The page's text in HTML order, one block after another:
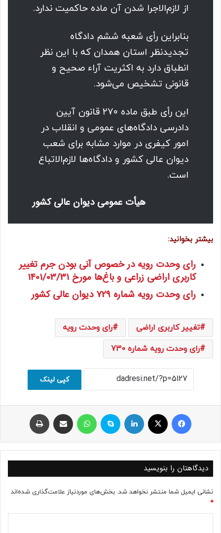
از لازم‌الاجرا شدن آن ماده حاکمیت ندارد.
بنابراین رأی شعبه ششم دادگاه
تجدیدنظر استان همدان که با این نظر
انطباق دارد به اکثریت آراء صحیح و
قانونی تشخیص می‌شود.
این رأی طبق ماده ۲۷۰ قانون آیین
دادرسی دادگاه‌های عمومی و انقلاب در
امور کیفری در موارد مشابه برای شعب
دیوان عالی کشور و دادگاه‌ها لازم‌الاتباع
است.
هیأت عمومی دیوان عالی کشور
بیشتر بخوانید:
رای وحدت رویه در خصوص آنی بودن جرم تغییر
کاربری اراضی زراعی و باغ‌ها مورخ 1401/03/31
رای وحدت رویه شماره 729 دیوان عالی کشور
تغییر کاربری اراضی
رای وحدت رویه
رای وحدت رویه شماره 730
کپی لینک
فیسبوک ایکس لینکداین اسکایپ واتس آپ اشتراک با ایمیل
دیدگاهتان را بنویسید
نشانی ایمیل شما منتشر نخواهد شد. بخش‌های موردنیاز علامت‌گذاری شده‌اند
*